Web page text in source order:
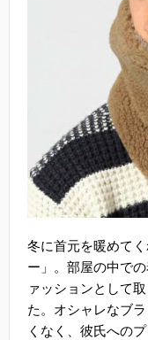
冬に首元を暖めて
ー」。部屋の中で
ァッションとして
た。オシャレなブ
くなく、彼氏への